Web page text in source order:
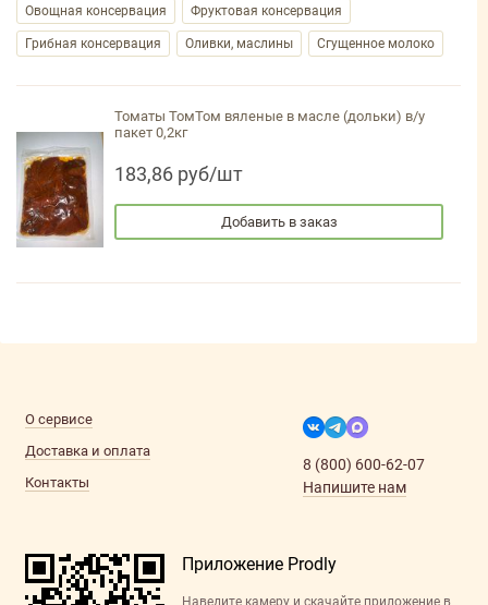
Овощная консервация Фруктовая консервация
Грибная консервация Оливки, маслины Сгущенное молоко
Томаты ТомТом вяленые в масле (дольки) в/у
пакет 0,2кг
183,86 руб/шт
Добавить в заказ
О сервисе
Доставка и оплата
Контакты
8 (800) 600-62-07
Напишите нам
Приложение Prodly
Наведите камеру и скачайте приложение в